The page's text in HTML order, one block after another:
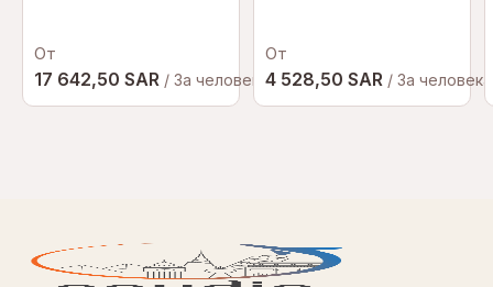
От
17 642,50 SAR / За человека
От
4 528,50 SAR / За человека